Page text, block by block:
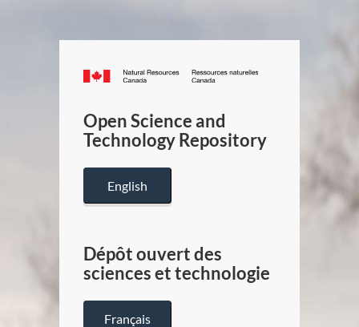
Canada.ca
/
Canada
Open Science and
Technology Repository
English
Dépôt ouvert des
sciences et technologie
Français